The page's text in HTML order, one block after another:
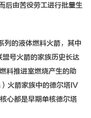
由苦役劳工进行批量生
号火箭的家族历史长达
料推进室燃烧产生的助
火箭家族中的德尔塔IV
心都是早期单核德尔塔